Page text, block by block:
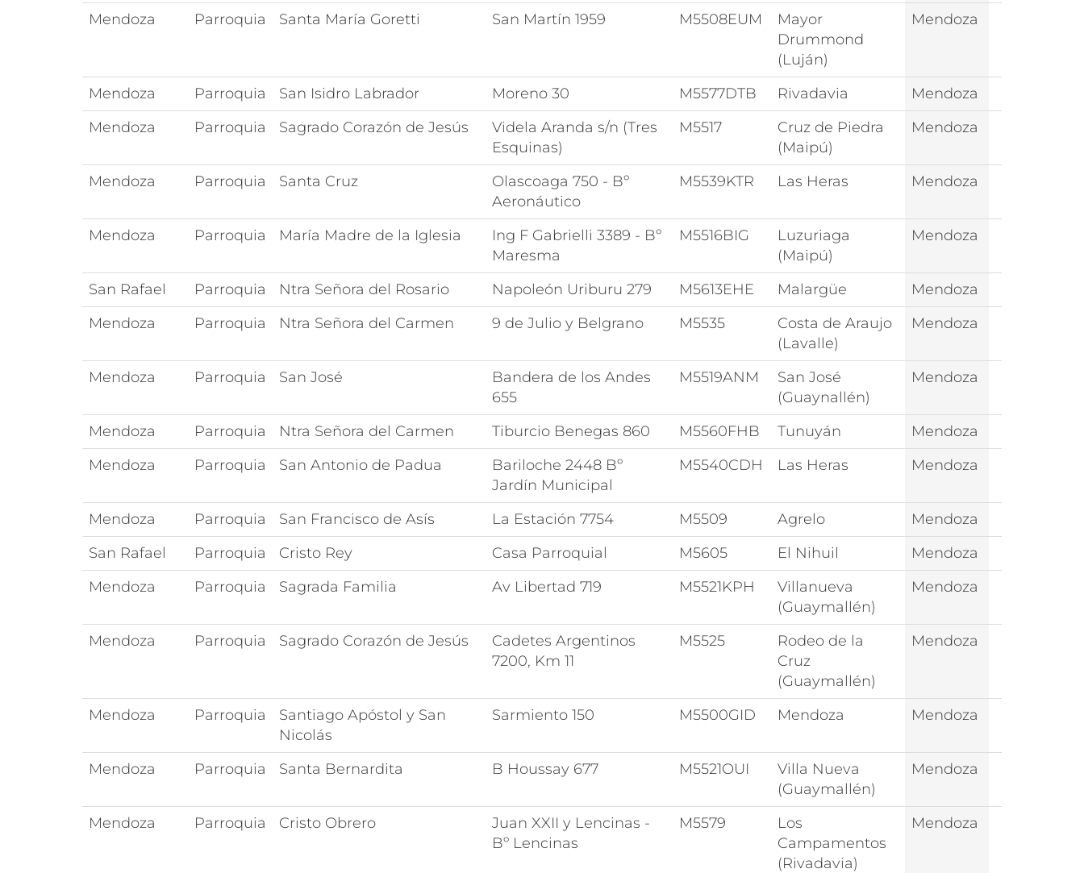
Mendoza
Parroquia Santa María Goretti San Martín 1959 M5508EUM
Mayor
Drummond
(Luján)
Mendoza
Mendoza Parroquia San Isidro Labrador Moreno 30 M5577DTB Rivadavia
Mendoza
Mendoza
Parroquia Sagrado Corazón de Jesús
Videla Aranda s/n (Tres
Esquinas)
M5517
Cruz de Piedra
(Maipú)
Mendoza
Mendoza Parroquia Santa Cruz
Olascoaga 750 - Bº
Aeronáutico
M5539KTR Las Heras Mendoza
Mendoza Parroquia María Madre de la Iglesia
Ing F Gabrielli 3389 - Bº
Maresma
M5516BIG
Luzuriaga
(Maipú)
Mendoza
San Rafael Parroquia Ntra Señora del Rosario Napoleón Uriburu 279 M5613EHE Malargüe
Mendoza
Mendoza
Parroquia Ntra Señora del Carmen 9 de Julio y Belgrano M5535
Costa de Araujo
(Lavalle)
Mendoza
Mendoza Parroquia San José
Bandera de los Andes
655
M5519ANM
San José
(Guaynallén)
Mendoza
Mendoza Parroquia Ntra Señora del Carmen Tiburcio Benegas 860 M5560FHB Tunuyán
Mendoza
Mendoza
Parroquia San Antonio de Padua
Bariloche 2448 Bº
Jardín Municipal
M5540CDH Las Heras Mendoza
Mendoza Parroquia San Francisco de Asís La Estación 7754 M5509 Agrelo
Mendoza
San Rafael
Parroquia Cristo Rey Casa Parroquial M5605 El Nihuil
Mendoza
Mendoza
Parroquia Sagrada Familia Av Libertad 719 M5521KPH
Villanueva
(Guaymallén)
Mendoza
Mendoza Parroquia Sagrado Corazón de Jesús
Cadetes Argentinos
7200, Km 11
M5525
Rodeo de la
Cruz
(Guaymallén)
Mendoza
Mendoza Parroquia
Santiago Apóstol y San
Nicolás
Sarmiento 150 M5500GID Mendoza Mendoza
Mendoza Parroquia Santa Bernardita B Houssay 677 M5521OUI
Villa Nueva
(Guaymallén)
Mendoza
Mendoza Parroquia Cristo Obrero
Juan XXII y Lencinas -
Bº Lencinas
M5579
Los
Campamentos
(Rivadavia)
Mendoza